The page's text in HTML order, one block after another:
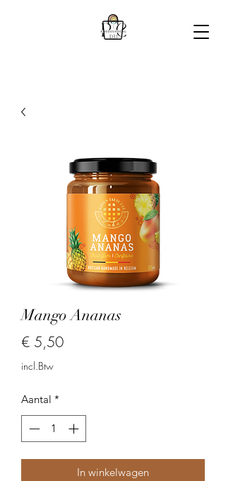
Mango Ananas
€ 5,50Prijs
incl.Btw
Aantal *
In winkelwagen